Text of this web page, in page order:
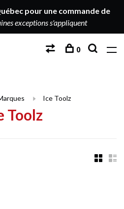
pour une commande de
exceptions s'appliquent
0
Ice Toolz
Toolz